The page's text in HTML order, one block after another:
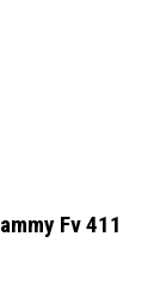
Fv 411